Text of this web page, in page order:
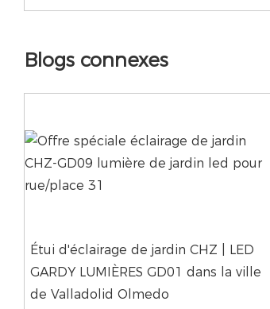
Blogs connexes
Étui d'éclairage de jardin CHZ | LED
GARDY LUMIÈRES GD01 dans la ville
de Valladolid Olmedo